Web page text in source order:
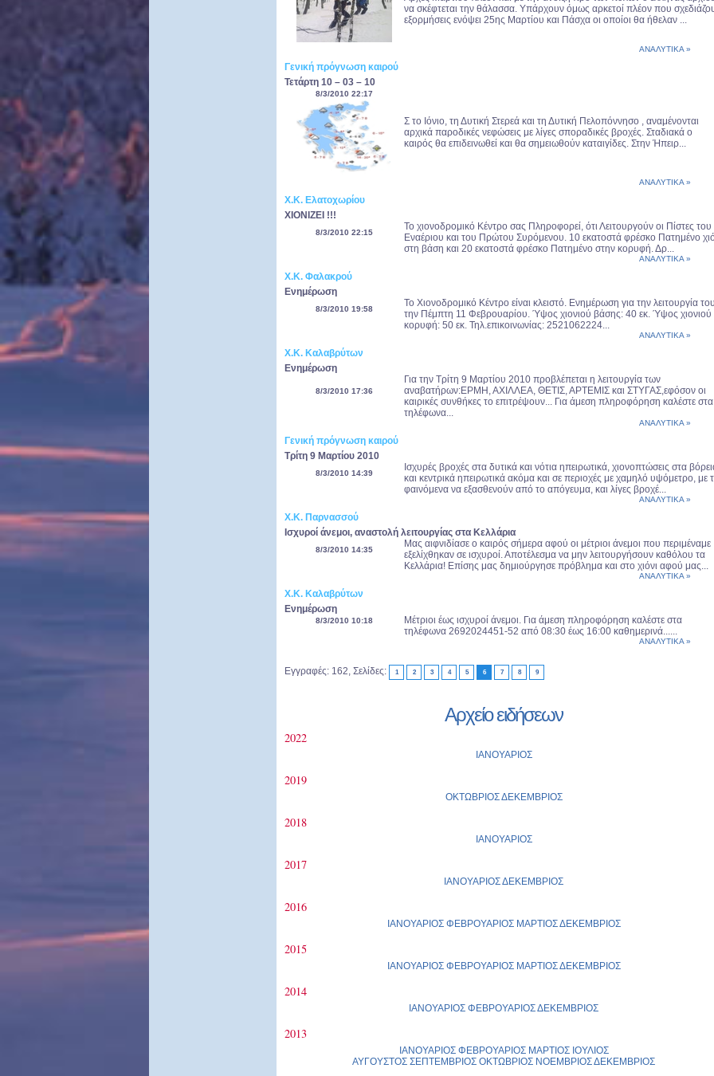
να σκέφτεται την θάλασσα. Υπάρχουν όμως αρκετοί πλέον που
εξορμήσεις ενόψει 25ης Μαρτίου και Πάσχα οι οποίοι θα ήθελαν ...
ΑΝΑΛΥΤΙΚΑ »
Γενική πρόγνωση καιρού
Τετάρτη 10 – 03 – 10
8/3/2010 22:17
Σ το Ιόνιο, τη Δυτική Στερεά και τη Δυτική Πελοπόννησο , αναμένονται
αρχικά παροδικές νεφώσεις με λίγες σποραδικές βροχές. Σταδιακά ο
καιρός θα επιδεινωθεί και θα σημειωθούν καταιγίδες. Στην Ήπειρ...
ΑΝΑΛΥΤΙΚΑ »
Χ.Κ. Ελατοχωρίου
ΧΙΟΝΙΖΕΙ !!!
8/3/2010 22:15
Το χιονοδρομικό Κέντρο σας Πληροφορεί, ότι Λειτουργούν οι Πίστες του
Εναέριου και του Πρώτου Συρόμενου. 10 εκατοστά φρέσκο Πατημένο
στη βάση και 20 εκατοστά φρέσκο Πατημένο στην κορυφή. Δρ...
ΑΝΑΛΥΤΙΚΑ »
Χ.Κ. Φαλακρού
Ενημέρωση
8/3/2010 19:58
Το Χιονοδρομικό Κέντρο είναι κλειστό. Ενημέρωση για την λειτουργία
την Πέμπτη 11 Φεβρουαρίου. Ύψος χιονιού βάσης: 40 εκ. Ύψος χιονιού
κορυφή: 50 εκ. Τηλ.επικοινωνίας: 2521062224...
ΑΝΑΛΥΤΙΚΑ »
Χ.Κ. Καλαβρύτων
Ενημέρωση
8/3/2010 17:36
Για την Τρίτη 9 Μαρτίου 2010 προβλέπεται η λειτουργία των
αναβατήρων:ΕΡΜΗ, ΑΧΙΛΛΕΑ, ΘΕΤΙΣ, ΑΡΤΕΜΙΣ και ΣΤΥΓΑΣ,εφόσον οι
καιρικές συνθήκες το επιτρέψουν... Για άμεση πληροφόρηση καλέστε στα
τηλέφωνα...
ΑΝΑΛΥΤΙΚΑ »
Γενική πρόγνωση καιρού
Τρίτη 9 Μαρτίου 2010
8/3/2010 14:39
Ισχυρές βροχές στα δυτικά και νότια ηπειρωτικά, χιονοπτώσεις στα
και κεντρικά ηπειρωτικά ακόμα και σε περιοχές με χαμηλό υψόμετρο, με
φαινόμενα να εξασθενούν από το απόγευμα, και λίγες βροχέ...
ΑΝΑΛΥΤΙΚΑ »
Χ.Κ. Παρνασσού
Ισχυροί άνεμοι, αναστολή λειτουργίας στα Κελλάρια
8/3/2010 14:35
Μας αιφνιδίασε ο καιρός σήμερα αφού οι μέτριοι άνεμοι που περιμέναμε
εξελίχθηκαν σε ισχυροί. Αποτέλεσμα να μην λειτουργήσουν καθόλου τα
Κελλάρια! Επίσης μας δημιούργησε πρόβλημα και στο χιόνι αφού μας...
ΑΝΑΛΥΤΙΚΑ »
Χ.Κ. Καλαβρύτων
Ενημέρωση
8/3/2010 10:18
Μέτριοι έως ισχυροί άνεμοι. Για άμεση πληροφόρηση καλέστε στα
τηλέφωνα 2692024451-52 από 08:30 έως 16:00 καθημερινά......
ΑΝΑΛΥΤΙΚΑ »
Εγγραφές: 162, Σελίδες: 1 2 3 4 5 6 7 8 9
Αρχείο ειδήσεων
2022
ΙΑΝΟΥΑΡΙΟΣ
2019
ΟΚΤΩΒΡΙΟΣΔΕΚΕΜΒΡΙΟΣ
2018
ΙΑΝΟΥΑΡΙΟΣ
2017
ΙΑΝΟΥΑΡΙΟΣΔΕΚΕΜΒΡΙΟΣ
2016
ΙΑΝΟΥΑΡΙΟΣ ΦΕΒΡΟΥΑΡΙΟΣ ΜΑΡΤΙΟΣΔΕΚΕΜΒΡΙΟΣ
2015
ΙΑΝΟΥΑΡΙΟΣ ΦΕΒΡΟΥΑΡΙΟΣ ΜΑΡΤΙΟΣΔΕΚΕΜΒΡΙΟΣ
2014
ΙΑΝΟΥΑΡΙΟΣ ΦΕΒΡΟΥΑΡΙΟΣΔΕΚΕΜΒΡΙΟΣ
2013
ΙΑΝΟΥΑΡΙΟΣ ΦΕΒΡΟΥΑΡΙΟΣ ΜΑΡΤΙΟΣ ΙΟΥΛΙΟΣ
ΑΥΓΟΥΣΤΟΣ ΣΕΠΤΕΜΒΡΙΟΣ ΟΚΤΩΒΡΙΟΣ ΝΟΕΜΒΡΙΟΣΔΕΚΕΜΒΡΙΟΣ